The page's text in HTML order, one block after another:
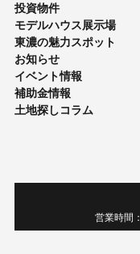
投資物件
モデルハウス展示場
東濃の魅力スポット
お知らせ
イベント情報
補助金情報
土地探しコラム
営業時間：